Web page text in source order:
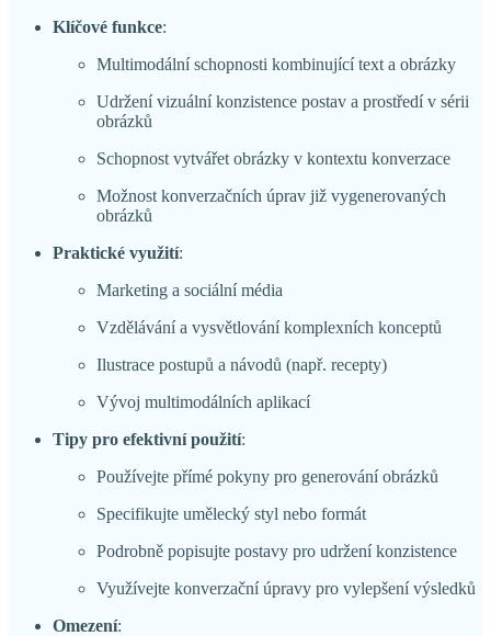
Klíčové funkce:
Multimodální schopnosti kombinující text a obrázky
Udržení vizuální konzistence postav a prostředí v sérii
obrázků
Schopnost vytvářet obrázky v kontextu konverzace
Možnost konverzačních úprav již vygenerovaných
obrázků
Praktické využití:
Marketing a sociální média
Vzdělávání a vysvětlování komplexních konceptů
Ilustrace postupů a návodů (např. recepty)
Vývoj multimodálních aplikací
Tipy pro efektivní použití:
Používejte přímé pokyny pro generování obrázků
Specifikujte umělecký styl nebo formát
Podrobně popisujte postavy pro udržení konzistence
Využívejte konverzační úpravy pro vylepšení výsledků
Omezení: